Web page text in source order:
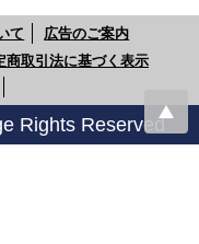
て
広告のご案内
商取引法に基づく表示
Rights Reserved